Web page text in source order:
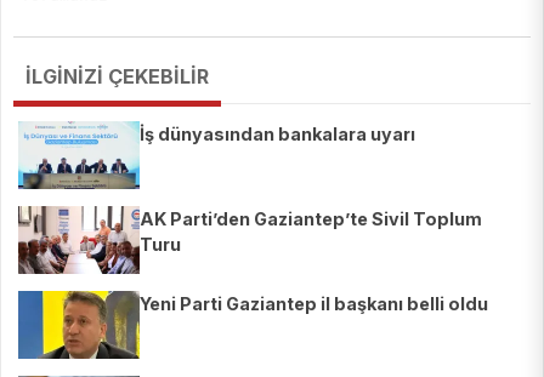
İLGİNİZİ ÇEKEBİLİR
İş dünyasından bankalara uyarı
AK Parti’den Gaziantep’te Sivil Toplum
Turu
Yeni Parti Gaziantep il başkanı belli oldu